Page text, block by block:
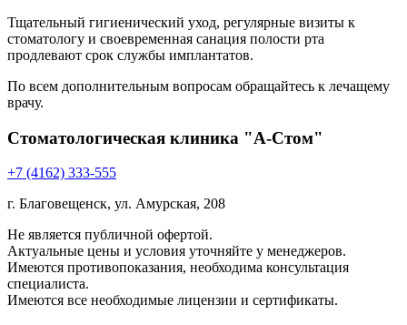
Тщательный гигиенический уход, регулярные визиты к
стоматологу и своевременная санация полости рта
продлевают срок службы имплантатов.
По всем дополнительным вопросам обращайтесь к лечащему
врачу.
Стоматологическая клиника "А-Стом"
+7 (4162) 333-555
г. Благовещенск, ул. Амурская, 208
Не является публичной офертой.
Актуальные цены и условия уточняйте у менеджеров.
Имеются противопоказания, необходима консультация
специалиста.
Имеются все необходимые лицензии и сертификаты.